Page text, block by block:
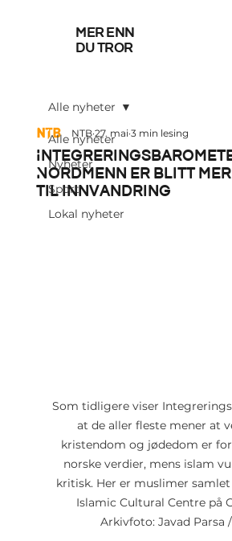
mer enn
du tror
Alle nyheter
Nyheter
Sport
Lokal nyheter
Alle nyheter
Nordmenn er blitt
til innvandring
NTB 27. mai 3 min lesing
Som tidligere viser
at de aller fleste mener at
kristendom og jødedom er
norske verdier, mens islam
kritisk. Her er muslimer
Islamic Cultural Centre på
Arkivfoto: Javad Parsa